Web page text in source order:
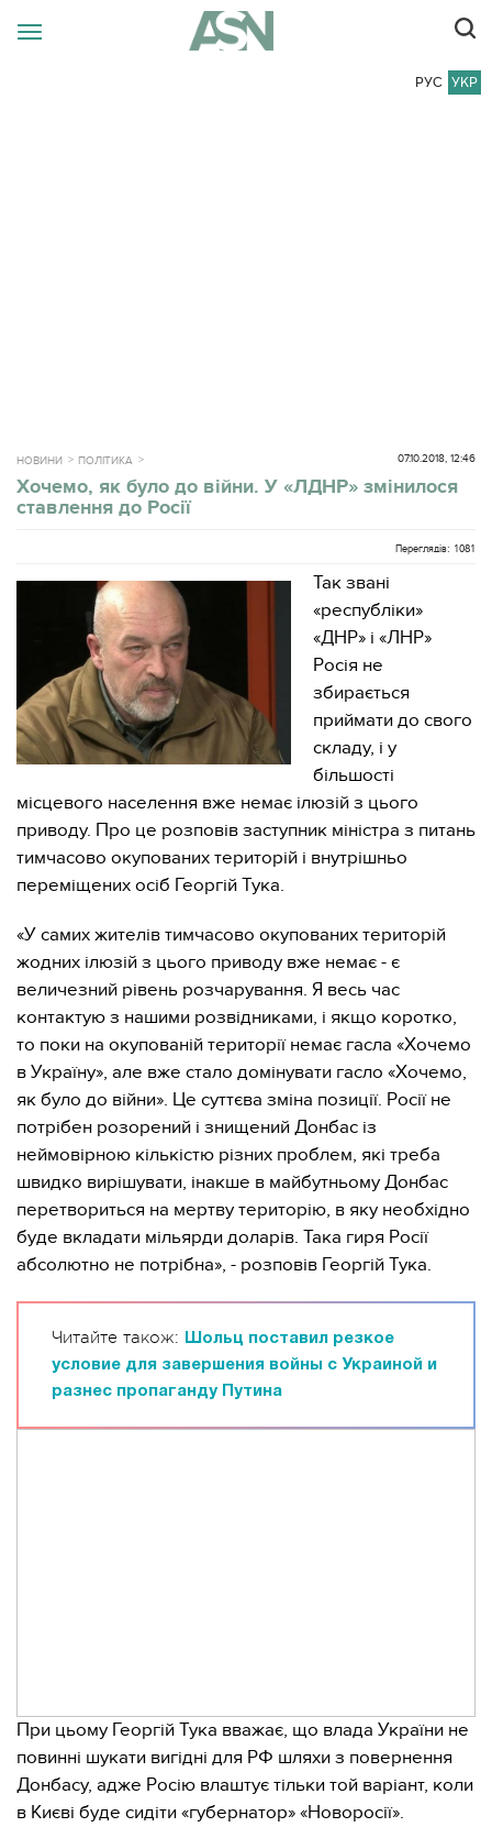
РУС УКР
НОВИНИ ПОЛІТИКА 07.10.2018, 12:46
Хочемо, як було до війни. У «ЛДНР» змінилося
ставлення до Росії
Переглядів: 1081
Так звані
«республіки»
«ДНР» і «ЛНР»
Росія не
збирається
приймати до свого
складу, і у
більшості
місцевого населення вже немає ілюзій з цього
приводу. Про це розповів заступник міністра з питань
тимчасово окупованих територій і внутрішньо
переміщених осіб Георгій Тука.
«У самих жителів тимчасово окупованих територій
жодних ілюзій з цього приводу вже немає - є
величезний рівень розчарування. Я весь час
контактую з нашими розвідниками, і якщо коротко,
то поки на окупованій території немає гасла «Хочемо
в Україну», але вже стало домінувати гасло «Хочемо,
як було до війни». Це суттєва зміна позиції. Росії не
потрібен розорений і знищений Донбас із
неймовірною кількістю різних проблем, які треба
швидко вирішувати, інакше в майбутньому Донбас
перетвориться на мертву територію, в яку необхідно
буде вкладати мільярди доларів. Така гиря Росії
абсолютно не потрібна», - розповів Георгій Тука.
Читайте також:
Шольц поставил резкое
условие для завершения войны с Украиной и
разнес пропаганду Путина
При цьому Георгій Тука вважає, що влада України не
повинні шукати вигідні для РФ шляхи з повернення
Донбасу, адже Росію влаштує тільки той варіант, коли
в Києві буде сидіти «губернатор» «Новоросії».